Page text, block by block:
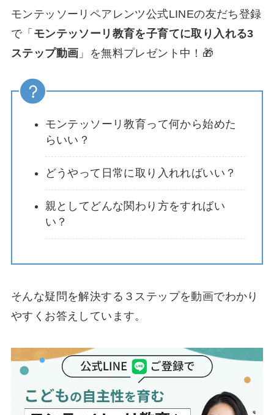
モンテッソーリペアレンツ公式LINEの友だち登録
で「 モンテッソーリ教育を子育てに取り入れる3
ステップ動画 」を無料プレゼント中！🎁
モンテッソーリ教育って何から始めた
らいい？
どうやって日常に取り入れればいい？
親としてどんな関わり方をすればい
い？
そんな疑問を解決する３ステップを動画でわかり
やすくお答えしています。